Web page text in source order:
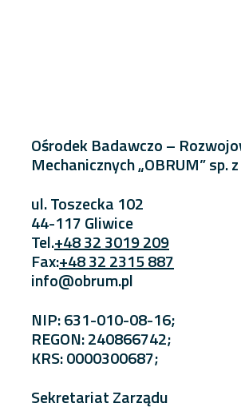
Ośrodek Badawczo –
Mechanicznych „OBRUM” sp.
ul. Toszecka 102
44-117 Gliwice
Tel.+48 32 3019 209
Fax:+48 32 2315 887
info@obrum.pl
NIP: 631-010-08-16;
REGON: 240866742;
KRS: 0000300687;
Sekretariat Zarządu